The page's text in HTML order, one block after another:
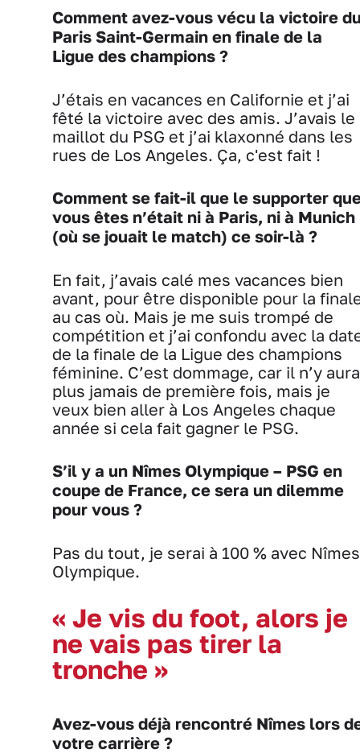
Comment avez-vous vécu la victoire
Paris Saint-Germain en finale de la
Ligue des champions ?
J’étais en vacances en Californie et j’ai
fêté la victoire avec des amis. J’avais le
maillot du PSG et j’ai klaxonné dans les
rues de Los Angeles. Ça, c'est fait !
Comment se fait-il que le supporter
vous êtes n’était ni à Paris, ni à Munich
(où se jouait le match) ce soir-là ?
En fait, j’avais calé mes vacances bien
avant, pour être disponible pour la
au cas où. Mais je me suis trompé de
compétition et j’ai confondu avec la
de la finale de la Ligue des champions
féminine. C’est dommage, car il n’y aura
plus jamais de première fois, mais je
veux bien aller à Los Angeles chaque
année si cela fait gagner le PSG.
S’il y a un Nîmes Olympique – PSG en
coupe de France, ce sera un dilemme
pour vous ?
Pas du tout, je serai à 100 % avec Nîmes
Olympique.
« Je vis du foot, alors je
ne vais pas tirer la
tronche »
Avez-vous déjà rencontré Nîmes lors
votre carrière ?